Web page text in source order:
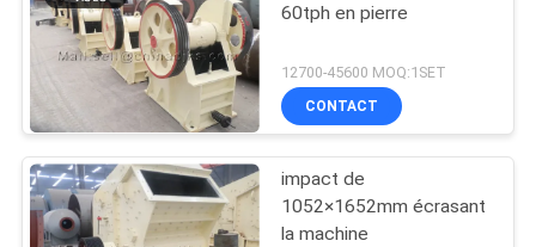
60tph en pierre
12700-45600 MOQ:1SET
CONTACT
impact de
1052×1652mm écrasant
la machine